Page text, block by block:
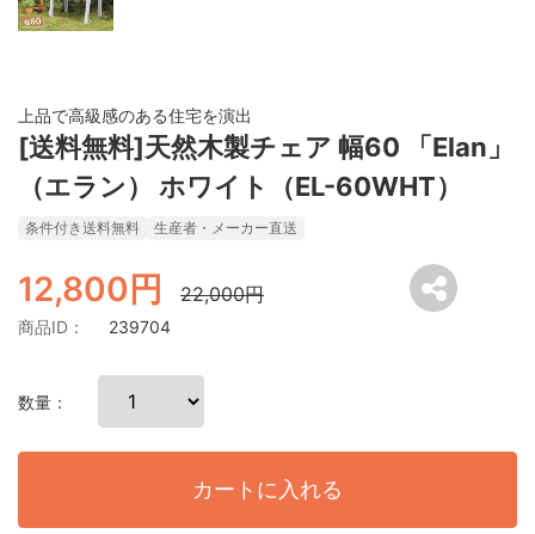
上品で高級感のある住宅を演出
[送料無料]天然木製チェア 幅60 「Elan」
（エラン） ホワイト（EL-60WHT）
条件付き送料無料 生産者・メーカー直送
12,800円 22,000円
商品ID： 239704
数量：
カートに入れる